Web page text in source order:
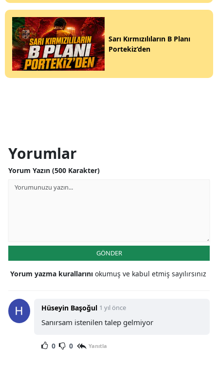
Sarı Kırmızılıların B Planı
Portekiz’den
Yorumlar
Yorum Yazın (500 Karakter)
GÖNDER
Yorum yazma kurallarını okumuş ve kabul etmiş sayılırsınız
Hüseyin Başoğul 1 yıl önce
Sanırsam istenilen talep gelmiyor
0 0 Yanıtla